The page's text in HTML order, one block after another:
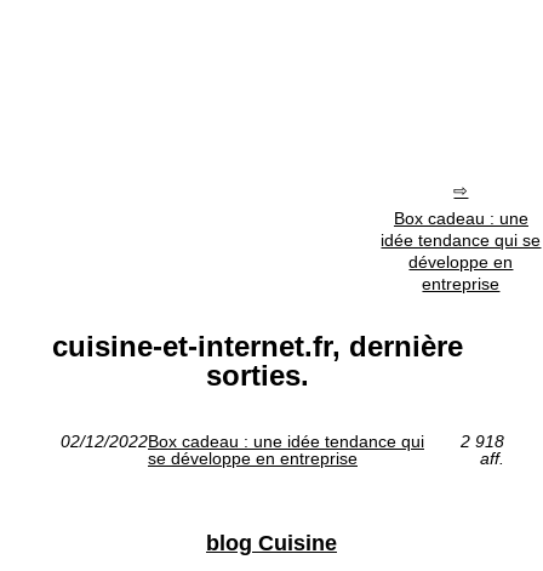
Box cadeau : une
idée tendance qui se
développe en
entreprise
cuisine-et-internet.fr, dernière
sorties.
02/12/2022Box cadeau : une idée tendance qui
se développe en entreprise
2 918
aff.
blog Cuisine